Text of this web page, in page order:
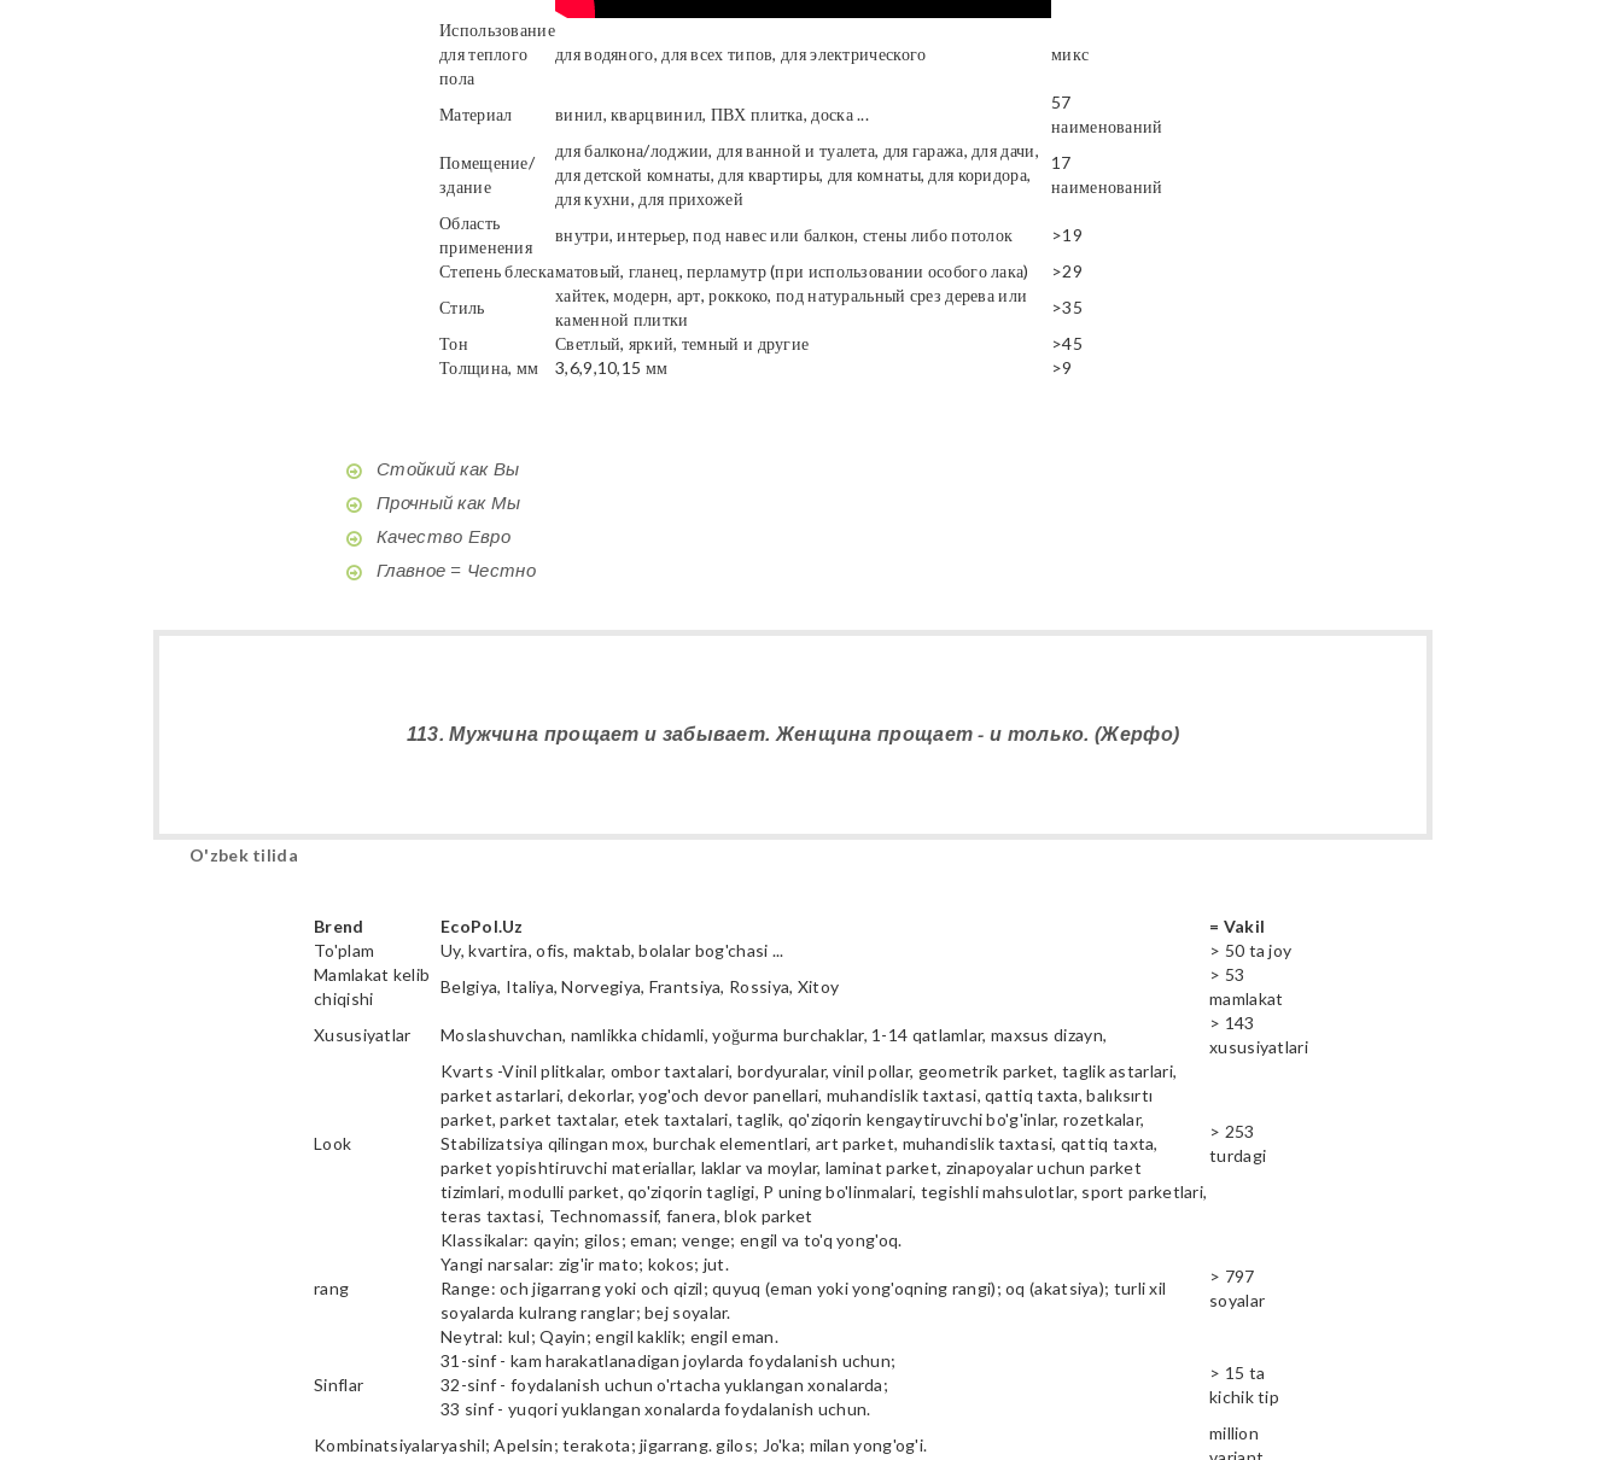
Использование
для теплого
пола
для водяного, для всех типов, для электрического микс
Материал винил, кварцвинил, ПВХ плитка, доска ...
57
наименований
Помещение/
здание
для балкона/лоджии, для ванной и туалета, для гаража, для дачи,
для детской комнаты, для квартиры, для комнаты, для коридора,
для кухни, для прихожей
17
наименований
Область
применения
внутри, интерьер, под навес или балкон, стены либо потолок
>19
Степень блескаматовый, гланец, перламутр (при использовании особого лака)
>29
Стиль
хайтек, модерн, арт, роккоко, под натуральный срез дерева или
каменной плитки
>35
Тон
Светлый, яркий, темный и другие
>45
Толщина, мм
3,6,9,10,15 мм >9
Стойкий как Вы
Прочный как Мы
Качество Евро
Главное = Честно
113. Мужчина прощает и забывает. Женщина прощает - и только. (Жерфо)
O'zbek tilida
Brend EcoPol.Uz
= Vakil
To'plam
Uy, kvartira, ofis, maktab, bolalar bog'chasi ...
> 50 ta joy
Mamlakat kelib
chiqishi
Belgiya, Italiya, Norvegiya, Frantsiya, Rossiya, Xitoy
> 53
mamlakat
Xususiyatlar
Moslashuvchan, namlikka chidamli, yoğurma burchaklar, 1-14 qatlamlar, maxsus dizayn,
> 143
xususiyatlari
Look
Kvarts -Vinil plitkalar, ombor taxtalari, bordyuralar, vinil pollar, geometrik parket, taglik astarlari,
parket astarlari, dekorlar, yog'och devor panellari, muhandislik taxtasi, qattiq taxta, balıksırtı
parket, parket taxtalar, etek taxtalari, taglik, qo'ziqorin kengaytiruvchi bo'g'inlar, rozetkalar,
Stabilizatsiya qilingan mox, burchak elementlari, art parket, muhandislik taxtasi, qattiq taxta,
parket yopishtiruvchi materiallar, laklar va moylar, laminat parket, zinapoyalar uchun parket
tizimlari, modulli parket, qo'ziqorin tagligi, P uning bo'linmalari, tegishli mahsulotlar, sport parketlari,
teras taxtasi, Technomassif, fanera, blok parket
> 253
turdagi
rang
Klassikalar: qayin; gilos; eman; venge; engil va to'q yong'oq.
Yangi narsalar: zig'ir mato; kokos; jut.
Range: och jigarrang yoki och qizil; quyuq (eman yoki yong'oqning rangi); oq (akatsiya); turli xil
soyalarda kulrang ranglar; bej soyalar.
Neytral: kul; Qayin; engil kaklik; engil eman.
> 797
soyalar
Sinflar
31-sinf - kam harakatlanadigan joylarda foydalanish uchun;
32-sinf - foydalanish uchun o'rtacha yuklangan xonalarda;
33 sinf - yuqori yuklangan xonalarda foydalanish uchun.
> 15 ta
kichik tip
Kombinatsiyalaryashil; Apelsin; terakota; jigarrang. gilos; Jo'ka; milan yong'og'i.
million